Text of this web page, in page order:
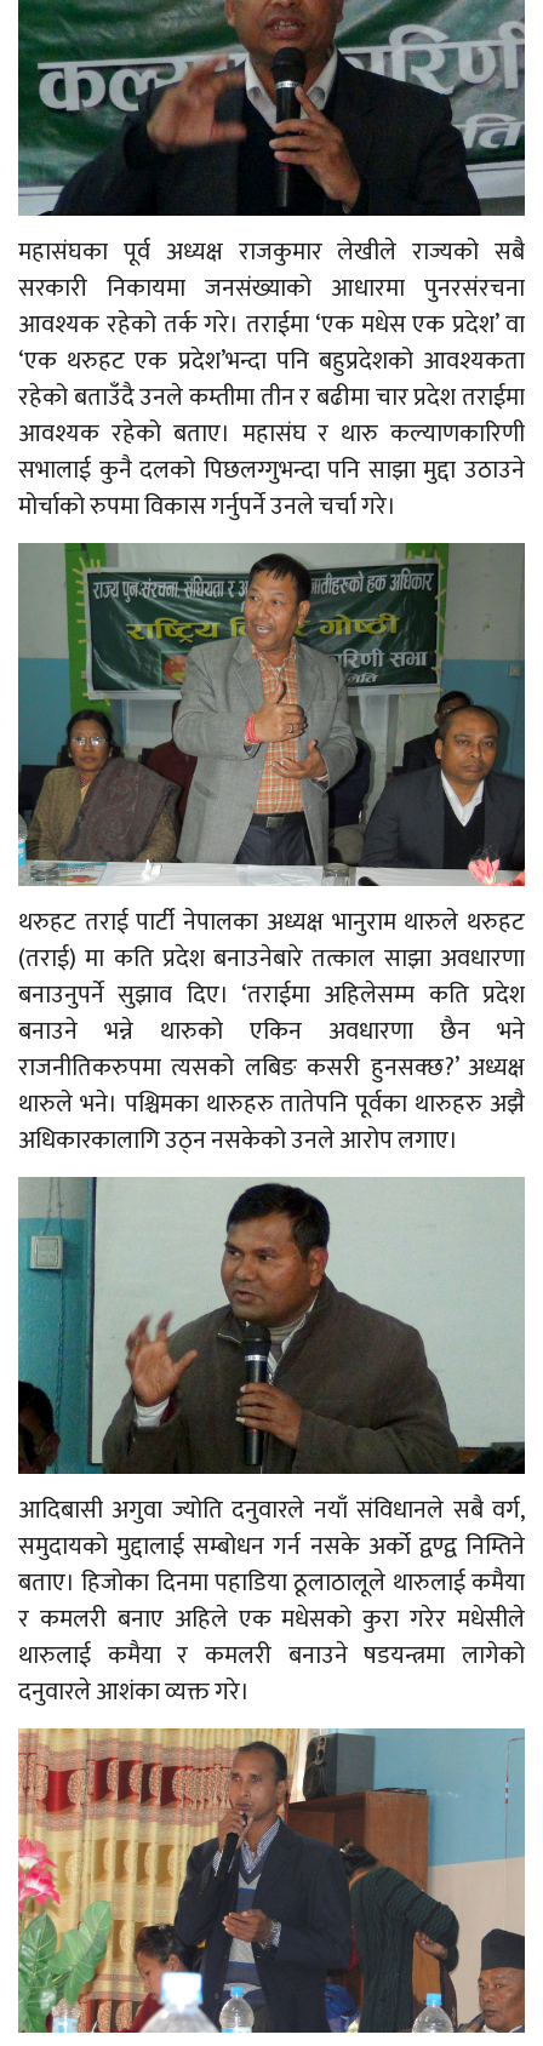
महासंघका पूर्व अध्यक्ष राजकुमार लेखीले राज्यको सबै
सरकारी निकायमा जनसंख्याको आधारमा पुनरसंरचना
आवश्यक रहेको तर्क गरे। तराईमा ‘एक मधेस एक प्रदेश’ वा
‘एक थरुहट एक प्रदेश’भन्दा पनि बहुप्रदेशको आवश्यकता
रहेको बताउँदै उनले कम्तीमा तीन र बढीमा चार प्रदेश तराईमा
आवश्यक रहेको बताए। महासंघ र थारु कल्याणकारिणी
सभालाई कुनै दलको पिछलग्गुभन्दा पनि साझा मुद्दा उठाउने
मोर्चाको रुपमा विकास गर्नुपर्ने उनले चर्चा गरे।
थरुहट तराई पार्टी नेपालका अध्यक्ष भानुराम थारुले थरुहट
(तराई) मा कति प्रदेश बनाउनेबारे तत्काल साझा अवधारणा
बनाउनुपर्ने सुझाव दिए। ‘तराईमा अहिलेसम्म कति प्रदेश
बनाउने भन्ने थारुको एकिन अवधारणा छैन भने
राजनीतिकरुपमा त्यसको लबिङ कसरी हुनसक्छ?’ अध्यक्ष
थारुले भने। पश्चिमका थारुहरु तातेपनि पूर्वका थारुहरु अझै
अधिकारकालागि उठ्न नसकेको उनले आरोप लगाए।
आदिबासी अगुवा ज्योति दनुवारले नयाँ संविधानले सबै वर्ग,
समुदायको मुद्दालाई सम्बोधन गर्न नसके अर्को द्वण्द्व निम्तिने
बताए। हिजोका दिनमा पहाडिया ठूलाठालूले थारुलाई कमैया
र कमलरी बनाए अहिले एक मधेसको कुरा गरेर मधेसीले
थारुलाई कमैया र कमलरी बनाउने षडयन्त्रमा लागेको
दनुवारले आशंका व्यक्त गरे।